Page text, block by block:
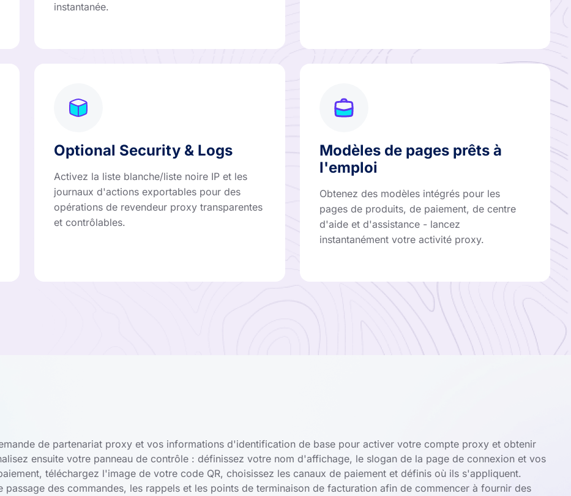
instantanée.
Optional Security & Logs
Activez la liste blanche/liste noire IP et les
journaux d'actions exportables pour des
opérations de revendeur proxy transparentes
et contrôlables.
Modèles de pages prêts à
l'emploi
Obtenez des modèles intégrés pour les
pages de produits, de paiement, de centre
d'aide et d'assistance - lancez
instantanément votre activité proxy.
de partenariat proxy et vos informations d'identification de base pour activer votre compte proxy et obtenir
ensuite votre panneau de contrôle : définissez votre nom d'affichage, le slogan de la page de connexion et vos
téléchargez l'image de votre code QR, choisissez les canaux de paiement et définis où ils s'appliquent.
des commandes, les rappels et les points de terminaison de facturation afin de commencer à fournir des